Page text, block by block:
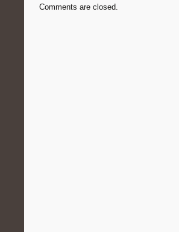
Comments are closed.